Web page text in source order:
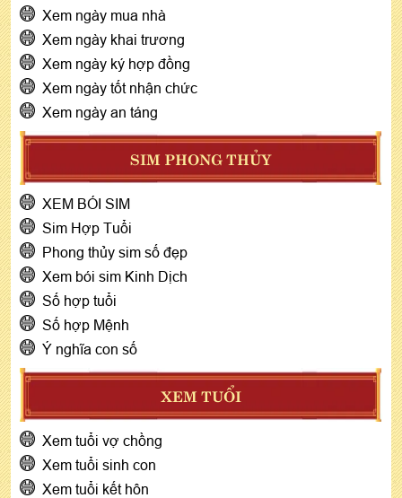
Xem ngày mua nhà
Xem ngày khai trương
Xem ngày ký hợp đồng
Xem ngày tốt nhận chức
Xem ngày an táng
SIM PHONG THỦY
XEM BÓI SIM
Sim Hợp Tuổi
Phong thủy sim số đẹp
Xem bói sim Kinh Dịch
Số hợp tuổi
Số hợp Mệnh
Ý nghĩa con số
XEM TUỔI
Xem tuổi vợ chồng
Xem tuổi sinh con
Xem tuổi kết hôn